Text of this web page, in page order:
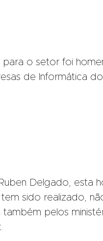
o setor foi
de Informática
Delgado, esta
sido realizado,
também pelos